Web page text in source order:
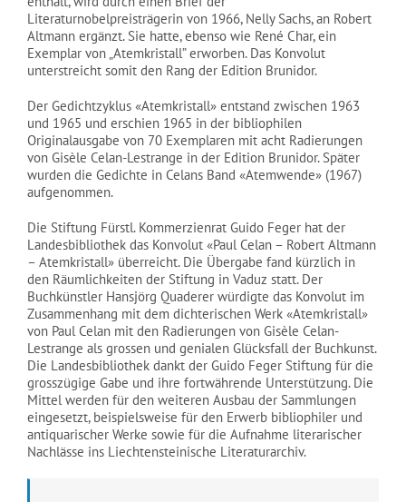
Literaturnobelpreisträgerin von 1966, Nelly Sachs, an Robert
Altmann ergänzt. Sie hatte, ebenso wie René Char, ein
Exemplar von „Atemkristall” erworben. Das Konvolut
unterstreicht somit den Rang der Edition Brunidor.
Der Gedichtzyklus «Atemkristall» entstand zwischen 1963
und 1965 und erschien 1965 in der bibliophilen
Originalausgabe von 70 Exemplaren mit acht Radierungen
von Gisèle Celan-Lestrange in der Edition Brunidor. Später
wurden die Gedichte in Celans Band «Atemwende» (1967)
aufgenommen.
Die Stiftung Fürstl. Kommerzienrat Guido Feger hat der
Landesbibliothek das Konvolut «Paul Celan – Robert Altmann
– Atemkristall» überreicht. Die Übergabe fand kürzlich in
den Räumlichkeiten der Stiftung in Vaduz statt. Der
Buchkünstler Hansjörg Quaderer würdigte das Konvolut im
Zusammenhang mit dem dichterischen Werk «Atemkristall»
von Paul Celan mit den Radierungen von Gisèle Celan-
Lestrange als grossen und genialen Glücksfall der Buchkunst.
Die Landesbibliothek dankt der Guido Feger Stiftung für die
grosszügige Gabe und ihre fortwährende Unterstützung. Die
Mittel werden für den weiteren Ausbau der Sammlungen
eingesetzt, beispielsweise für den Erwerb bibliophiler und
antiquarischer Werke sowie für die Aufnahme literarischer
Nachlässe ins Liechtensteinische Literaturarchiv.